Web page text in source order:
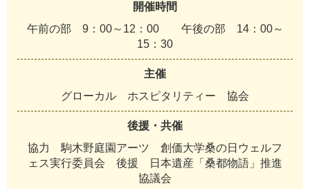
開催時間
午前の部 9：00～12：00 午後の部 14：00～
15：30
主催
グローカル ホスピタリティー 協会
後援・共催
協力 駒木野庭園アーツ 創価大学桑の日ウェルフ
ェス実行委員会 後援 日本遺産「桑都物語」推進
協議会